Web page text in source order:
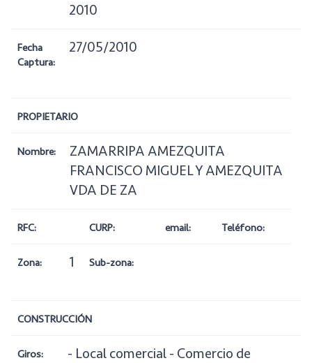
2010
Fecha
Captura:
27/05/2010
PROPIETARIO
Nombre:
ZAMARRIPA AMEZQUITA
FRANCISCO MIGUEL Y AMEZQUITA
VDA DE ZA
RFC: CURP: email: Teléfono:
Zona: 1 Sub-zona:
CONSTRUCCIÓN
Giros:
- Local comercial - Comercio de